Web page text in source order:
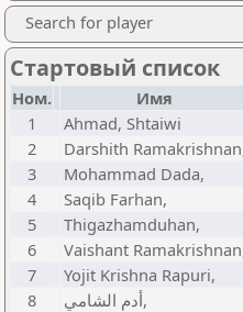
Search for player
Стартовый список
Ном. Имя
1
Ahmad, Shtaiwi
2
Darshith
3
Mohammad Dada,
4
Saqib Farhan,
5
Thigazhamduhan,
6
Vaishant
7
Yojit Krishna Rapuri,
8
أدم الشامي,